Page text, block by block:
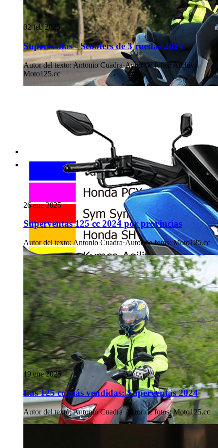
02 feb 2025
Superventas - Scooters de 3 ruedas 2024
Autor del texto:Antonio Cuadra·Autor de fotos:Archivo
Moto125.cc
26 ene 2025
Superventas 125 cc 2024 por provincias
Autor del texto:Antonio Cuadra·Autor de fotos: Moto125.cc
19 ene 2025
Las 125 cc más vendidas: Superventas 2024
Autor del texto:Antonio Cuadra·Autor de fotos: Moto125.cc